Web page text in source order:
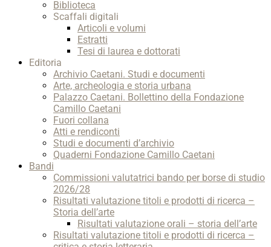
Biblioteca
Scaffali digitali
Articoli e volumi
Estratti
Tesi di laurea e dottorati
Editoria
Archivio Caetani. Studi e documenti
Arte, archeologia e storia urbana
Palazzo Caetani. Bollettino della Fondazione
Camillo Caetani
Fuori collana
Atti e rendiconti
Studi e documenti d’archivio
Quaderni Fondazione Camillo Caetani
Bandi
Commissioni valutatrici bando per borse di studio
2026/28
Risultati valutazione titoli e prodotti di ricerca –
Storia dell’arte
Risultati valutazione orali – storia dell’arte
Risultati valutazione titoli e prodotti di ricerca –